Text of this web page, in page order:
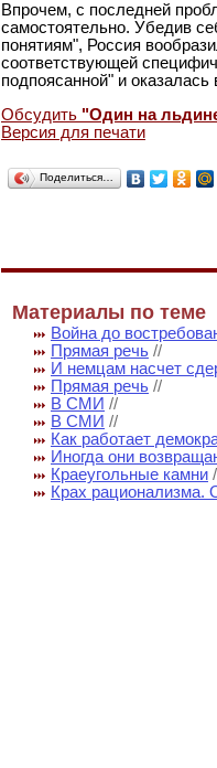
Впрочем, с последней
самостоятельно. Убедив
понятиям", Россия
соответствующей
подпоясанной" и
Обсудить "Один на
Версия для печати
Поделиться…
Материалы по теме
Война до
Прямая речь //
И немцам насчет
Прямая речь //
В СМИ //
В СМИ //
Как работает
Иногда они
Краеугольные камни
Крах рационализма.